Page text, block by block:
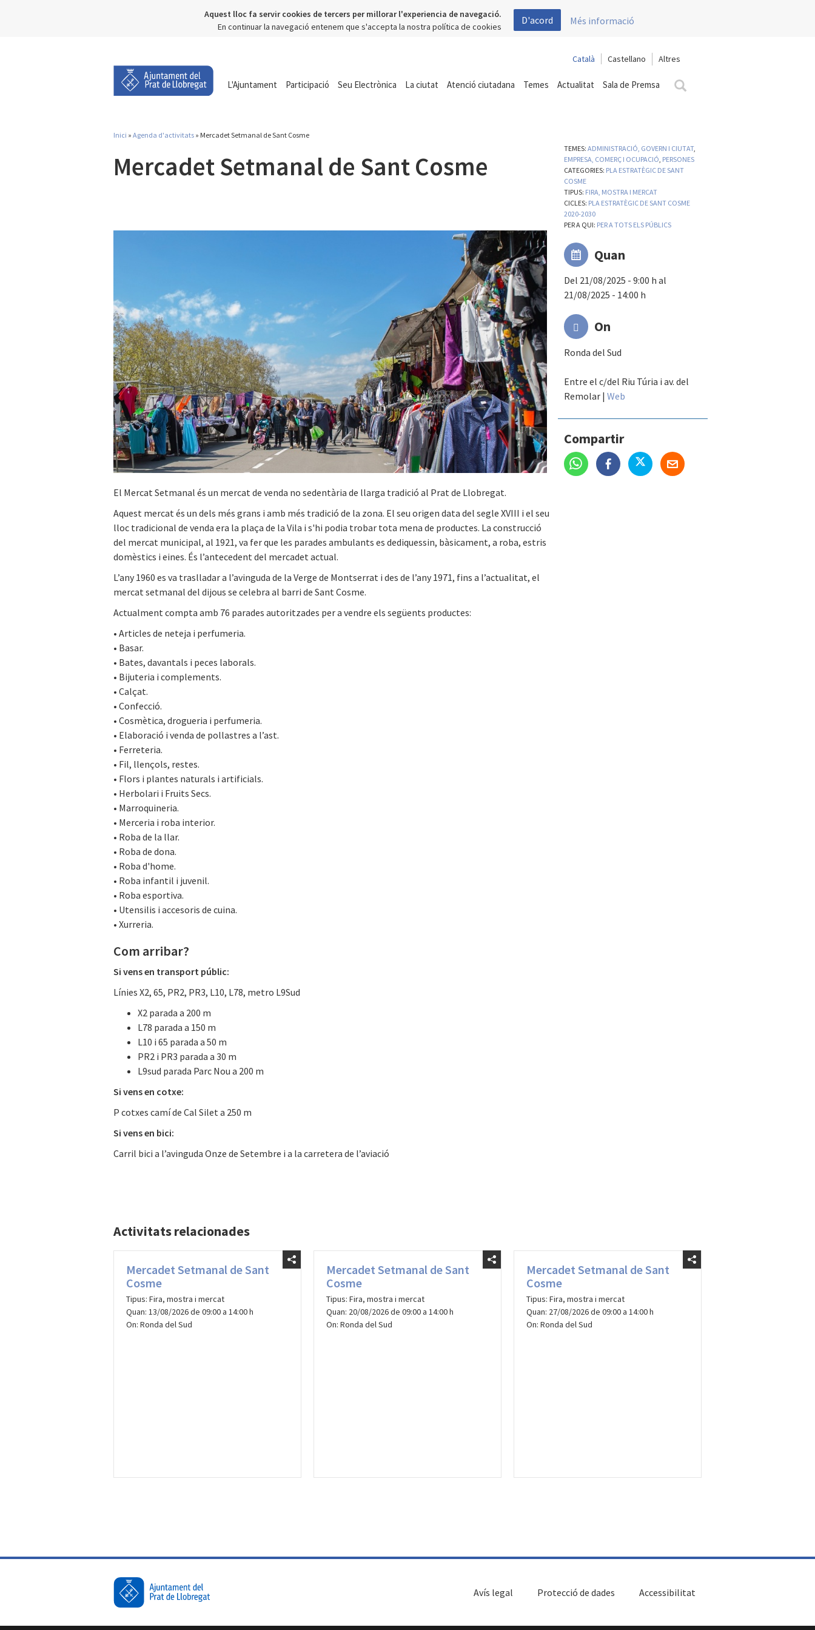
Aquest lloc fa servir cookies de tercers per millorar l'experiencia de navegació.
En continuar la navegació entenem que s'accepta la nostra política de cookies
D'acord Més informació
Català Castellano
L'Ajuntament Participació Seu Electrònica La ciutat Atenció ciutadana Temes Actualitat Sala de Premsa
Inici » Agenda d'activitats » Mercadet Setmanal de Sant Cosme
Mercadet Setmanal de Sant Cosme
TEMES: ADMINISTRACIÓ, GOVERN I CIUTAT,
EMPRESA, COMERÇ I OCUPACIÓ, PERSONES
CATEGORIES: PLA ESTRATÈGIC DE SANT
COSME
TIPUS: FIRA, MOSTRA I MERCAT
CICLES: PLA ESTRATÈGIC DE SANT COSME
2020-2030
PER A QUI: PER A TOTS ELS PÚBLICS
Quan
Del 21/08/2025 - 9:00 h al
21/08/2025 - 14:00 h
On
Ronda del Sud
Entre el c/del Riu Túria i av. del
Remolar | Web
Compartir
El Mercat Setmanal és un mercat de venda no sedentària de llarga tradició al Prat de Llobregat.
Aquest mercat és un dels més grans i amb més tradició de la zona. El seu origen data del segle XVIII i el seu
lloc tradicional de venda era la plaça de la Vila i s'hi podia trobar tota mena de productes. La construcció
del mercat municipal, al 1921, va fer que les parades ambulants es dediquessin, bàsicament, a roba, estris
domèstics i eines. És l’antecedent del mercadet actual.
L’any 1960 es va traslladar a l’avinguda de la Verge de Montserrat i des de l’any 1971, fins a l’actualitat, el
mercat setmanal del dijous se celebra al barri de Sant Cosme.
Actualment compta amb 76 parades autoritzades per a vendre els següents productes:
• Articles de neteja i perfumeria.
• Basar.
• Bates, davantals i peces laborals.
• Bijuteria i complements.
• Calçat.
• Confecció.
• Cosmètica, drogueria i perfumeria.
• Elaboració i venda de pollastres a l’ast.
• Ferreteria.
• Fil, llençols, restes.
• Flors i plantes naturals i artificials.
• Herbolari i Fruits Secs.
• Marroquineria.
• Merceria i roba interior.
• Roba de la llar.
• Roba de dona.
• Roba d'home.
• Roba infantil i juvenil.
• Roba esportiva.
• Utensilis i accesoris de cuina.
• Xurreria.
Com arribar?
Si vens en transport públic:
Línies X2, 65, PR2, PR3, L10, L78, metro L9Sud
X2 parada a 200 m
L78 parada a 150 m
L10 i 65 parada a 50 m
PR2 i PR3 parada a 30 m
L9sud parada Parc Nou a 200 m
Si vens en cotxe:
P cotxes camí de Cal Silet a 250 m
Si vens en bici:
Carril bici a l’avinguda Onze de Setembre i a la carretera de l’aviació
Activitats relacionades
Mercadet Setmanal de Sant
Cosme
Tipus: Fira, mostra i mercat
Quan: 13/08/2026 de 09:00 a 14:00 h
On: Ronda del Sud
Mercadet Setmanal de Sant
Cosme
Tipus: Fira, mostra i mercat
Quan: 20/08/2026 de 09:00 a 14:00 h
On: Ronda del Sud
Mercadet Setmanal de Sant
Cosme
Tipus: Fira, mostra i mercat
Quan: 27/08/2026 de 09:00 a 14:00 h
On: Ronda del Sud
Accessibilitat
Protecció de dades
Avís legal